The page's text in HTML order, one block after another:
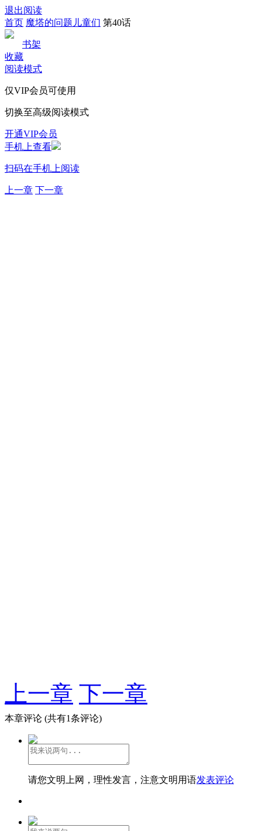
退出阅读
首页 魔塔的问题儿童们 第40话
书架
收藏
阅读模式
仅VIP会员可使用
切换至高级阅读模式
开通VIP会员
手机上查看
扫码在手机上阅读
上一章 下一章
上一章 下一章
本章评论 (共有1条评论)
请您文明上网，理性发言，注意文明用语发表评论